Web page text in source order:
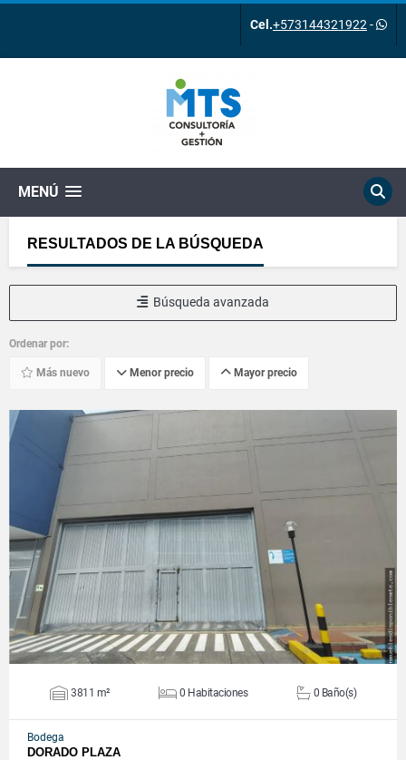
Cel.+573144321922 -
MENÚ
RESULTADOS DE LA BÚSQUEDA
Búsqueda avanzada
Ordenar por:
Más nuevo Menor precio Mayor precio
VER DETALLES
3811 m² 0 Habitaciones 0 Baño(s)
Bodega
DORADO PLAZA